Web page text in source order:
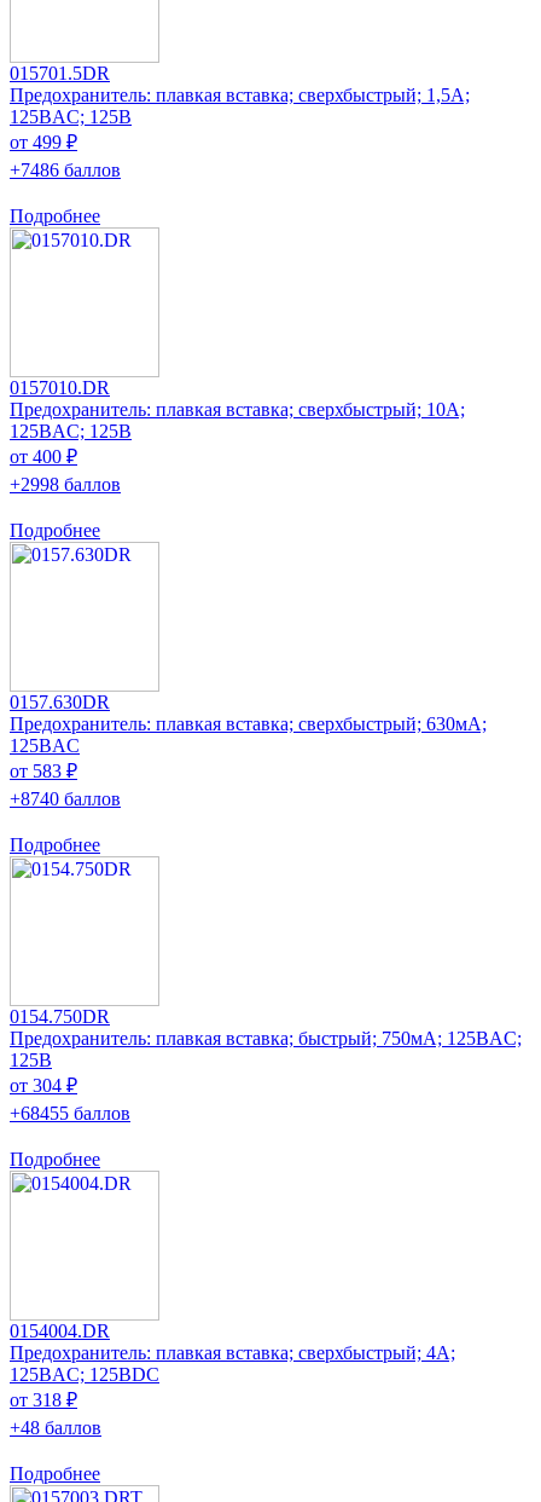
015701.5DR
Предохранитель: плавкая вставка; сверхбыстрый; 1,5А;
125ВAC; 125В
от 499 ₽
+7486 баллов
Подробнее
0157010.DR
Предохранитель: плавкая вставка; сверхбыстрый; 10А;
125ВAC; 125В
от 400 ₽
+2998 баллов
Подробнее
0157.630DR
Предохранитель: плавкая вставка; сверхбыстрый; 630мА;
125ВAC
от 583 ₽
+8740 баллов
Подробнее
0154.750DR
Предохранитель: плавкая вставка; быстрый; 750мА; 125ВAC;
125В
от 304 ₽
+68455 баллов
Подробнее
0154004.DR
Предохранитель: плавкая вставка; сверхбыстрый; 4А;
125ВAC; 125ВDC
от 318 ₽
+48 баллов
Подробнее